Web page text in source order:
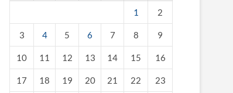
1 2
3 4 5 6 7 8 9
10 11 12 13 14 15 16
17 18 19 20 21 22 23